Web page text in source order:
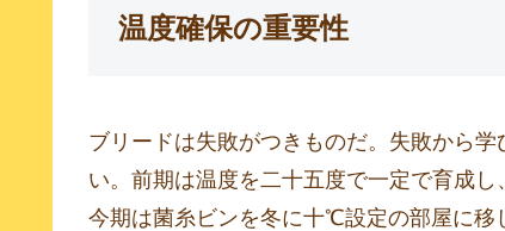
温度確保の重要性
ブリードは失敗がつきものだ。失敗から
い。前期は温度を二十五度で一定で育成
今期は菌糸ビンを冬に十℃設定の部屋に移